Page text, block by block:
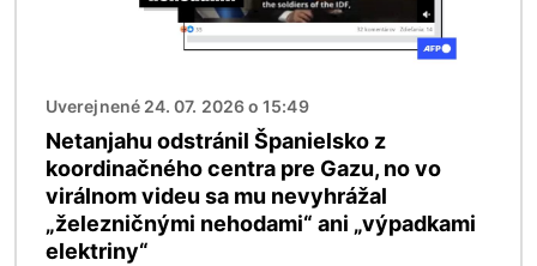
Uverejnené 24. 07. 2026 o 15:49
Netanjahu odstránil Španielsko z
koordinačného centra pre Gazu, no vo
virálnom videu sa mu nevyhrážal
„železničnými nehodami“ ani „výpadkami
elektriny“